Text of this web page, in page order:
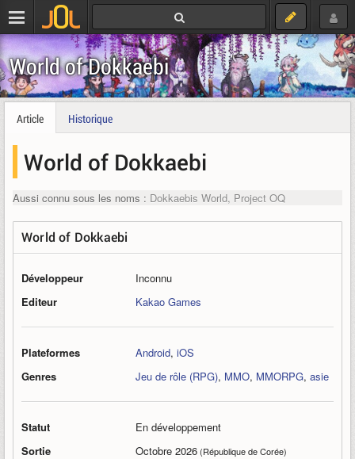
World of Dokkaebi
Article Historique
World of Dokkaebi
Aussi connu sous les noms : Dokkaebis World, Project OQ
World of Dokkaebi
Développeur
Inconnu
Editeur
Kakao Games
Plateformes Android, iOS
Genres
Jeu de rôle (RPG), MMO, MMORPG, asie
Statut
En développement
Sortie
Octobre 2026(République de Corée)